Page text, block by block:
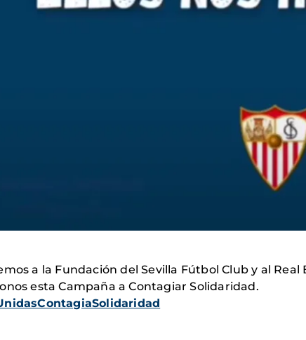
a la Fundación del Sevilla Fútbol Club y al
esta Campaña a Contagiar Solidaridad.